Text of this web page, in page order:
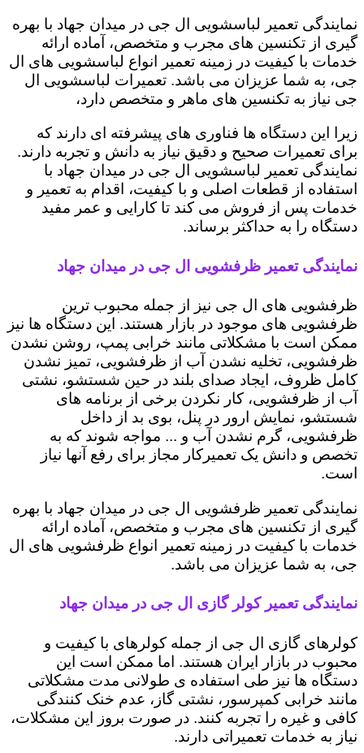
نمایندگی تعمیر لباسشویی ال جی در میدان جهاد با بهره
گیری از تکنسین های مجرب و متخصص، آماده ارائه
خدمات با کیفیت در زمینه تعمیر انواع لباسشویی های ال
جی، به شما عزیزان می باشد. تعمیرات لباسشویی ال
جی نیاز به تکنسین های ماهر و متخصص دارد،
زیرا این دستگاه ها فناوری های پیشرفته ای دارند که
برای تعمیرات صحیح و دقیق نیاز به دانش و تجربه دارند.
نمایندگی تعمیر لباسشویی ال جی در میدان جهاد با
استفاده از قطعات اصلی و با کیفیت، اقدام به تعمیر و
خدمات پس از فروش می کند تا کارایی و عمر مفید
دستگاه را به حداکثر برساند.
نمایندگی تعمیر ظرفشویی ال جی در میدان جهاد
ظرفشویی های ال جی نیز از جمله محبوب ترین
ظرفشویی های موجود در بازار هستند. این دستگاه ها نیز
ممکن است با مشکلاتی مانند خرابی پمپ، روشن نشدن
ظرفشویی، تخلیه نشدن آب از ظرفشویی، تمیز نشدن
کامل ظروف، ایجاد صدای بلند در حین شستشو، نشتی
آب از ظرفشویی، کار نکردن برخی از برنامه های
شستشو، نمایش ارور در پنل، بوی بد از داخل
ظرفشویی، گرم نشدن آب و ... مواجه شوند که به
تخصص و دانش یک تعمیرکار مجاز برای رفع آنها نیاز
است.
نمایندگی تعمیر ظرفشویی ال جی در میدان جهاد با بهره
گیری از تکنسین های مجرب و متخصص، آماده ارائه
خدمات با کیفیت در زمینه تعمیر انواع ظرفشویی های ال
جی، به شما عزیزان می باشد.
نمایندگی تعمیر کولر گازی ال جی در میدان جهاد
کولرهای گازی ال جی از جمله کولرهای با کیفیت و
محبوب در بازار ایران هستند. اما ممکن است این
دستگاه ها نیز طی استفاده ی طولانی مدت مشکلاتی
مانند خرابی کمپرسور، نشتی گاز، عدم خنک کنندگی
کافی و غیره را تجربه کنند. در صورت بروز این مشکلات،
نیاز به خدمات تعمیراتی دارند.